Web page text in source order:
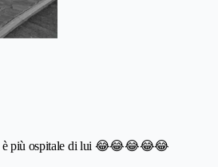
è più ospitale di lui 😂😂😂😂😂